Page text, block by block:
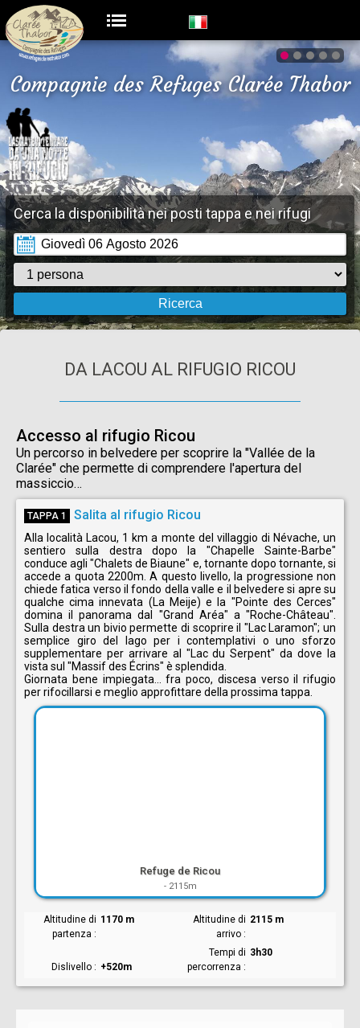
Compagnie des Refuges Clarée Thabor
Cerca la disponibilità nei posti tappa e nei rifugi
DA LACOU AL RIFUGIO RICOU
Accesso al rifugio Ricou
Un percorso in belvedere per scoprire la "Vallée de la
Clarée" che permette di comprendere l'apertura del
massiccio…
TAPPA 1 Salita al rifugio Ricou
Alla località Lacou, 1 km a monte del villaggio di Névache, un
sentiero sulla destra dopo la "Chapelle Sainte-Barbe"
conduce agli "Chalets de Biaune" e, tornante dopo tornante, si
accede a quota 2200m. A questo livello, la progressione non
chiede fatica verso il fondo della valle e il belvedere si apre su
qualche cima innevata (La Meije) e la "Pointe des Cerces"
domina il panorama dal "Grand Aréa" a "Roche-Château".
Sulla destra un bivio permette di scoprire il "Lac Laramon"; un
semplice giro del lago per i contemplativi o uno sforzo
supplementare per arrivare al "Lac du Serpent" da dove la
vista sul "Massif des Écrins" è splendida.
Giornata bene impiegata... fra poco, discesa verso il rifugio
per rifocillarsi e meglio approfittare della prossima tappa.
Refuge de Ricou
- 2115m
Altitudine di
partenza
1170 m
Altitudine di
arrivo
2115 m
Dislivello +520m
Tempi di
percorrenza
3h30